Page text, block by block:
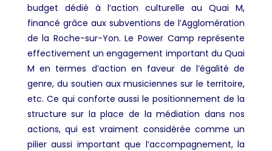
budget dédié à l’action culturelle au Quai M,
financé grâce aux subventions de l’Agglomération
de la Roche-sur-Yon. Le Power Camp représente
effectivement un engagement important du Quai
M en termes d’action en faveur de l’égalité de
genre, du soutien aux musiciennes sur le territoire,
etc. Ce qui conforte aussi le positionnement de la
structure sur la place de la médiation dans nos
actions, qui est vraiment considérée comme un
pilier aussi important que l’accompagnement, la